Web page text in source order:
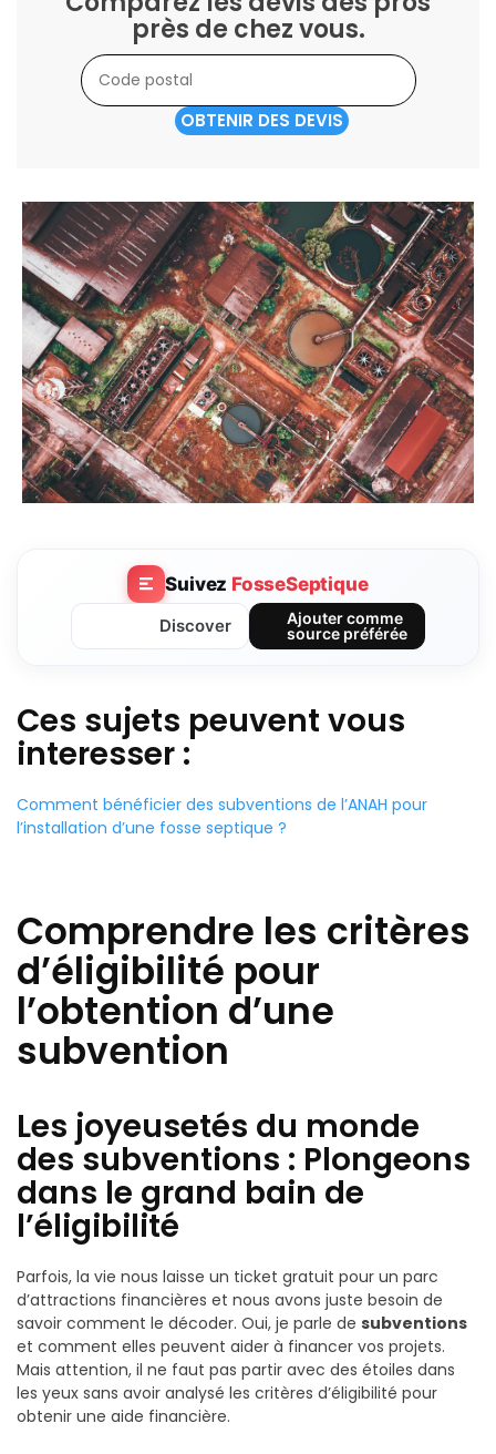
près de chez vous.
OBTENIR DES DEVIS
Suivez FosseSeptique
Discover
Ajouter comme
source préférée
Ces sujets peuvent vous
interesser :
Comment bénéficier des subventions de l’ANAH pour
l’installation d’une fosse septique ?
Comprendre les critères
d’éligibilité pour
l’obtention d’une
subvention
Les joyeusetés du monde
des subventions : Plongeons
dans le grand bain de
l’éligibilité
Parfois, la vie nous laisse un ticket gratuit pour un parc
d’attractions financières et nous avons juste besoin de
savoir comment le décoder. Oui, je parle de subventions
et comment elles peuvent aider à financer vos projets.
Mais attention, il ne faut pas partir avec des étoiles dans
les yeux sans avoir analysé les critères d’éligibilité pour
obtenir une aide financière.